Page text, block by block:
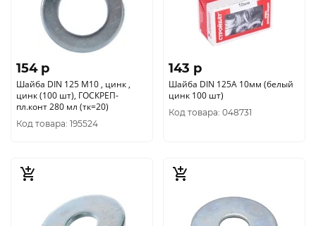
154 p
Шайба DIN 125 М10 , цинк ,
цинк (100 шт), ГОСКРЕП-
пл.конт 280 мл (тк=20)
Код товара: 195524
143 p
Шайба DIN 125A 10мм (белый
цинк 100 шт)
Код товара: 048731